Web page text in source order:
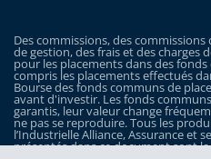
Des commissions, des commissions
de gestion, des frais et des charges
pour les placements dans des
compris les placements effectués
Bourse des fonds communs de
avant d'investir. Les fonds
garantis, leur valeur change
ne pas se reproduire. Tous les
l’Industrielle Alliance, Assurance et
présentés dans ce document sont